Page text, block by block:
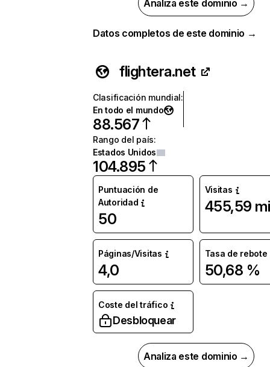
Analiza este dominio →
Datos completos de este dominio →
flightera.net
Clasificación mundial:
En todo el mundo
88.567
Rango del país:
Estados Unidos
104.895
Puntuación de
Autoridad
50
Visitas
455,59
Páginas/Visitas
4,0
Tasa de rebote
50,68 %
Coste del tráfico
Desbloquear
Analiza este dominio →